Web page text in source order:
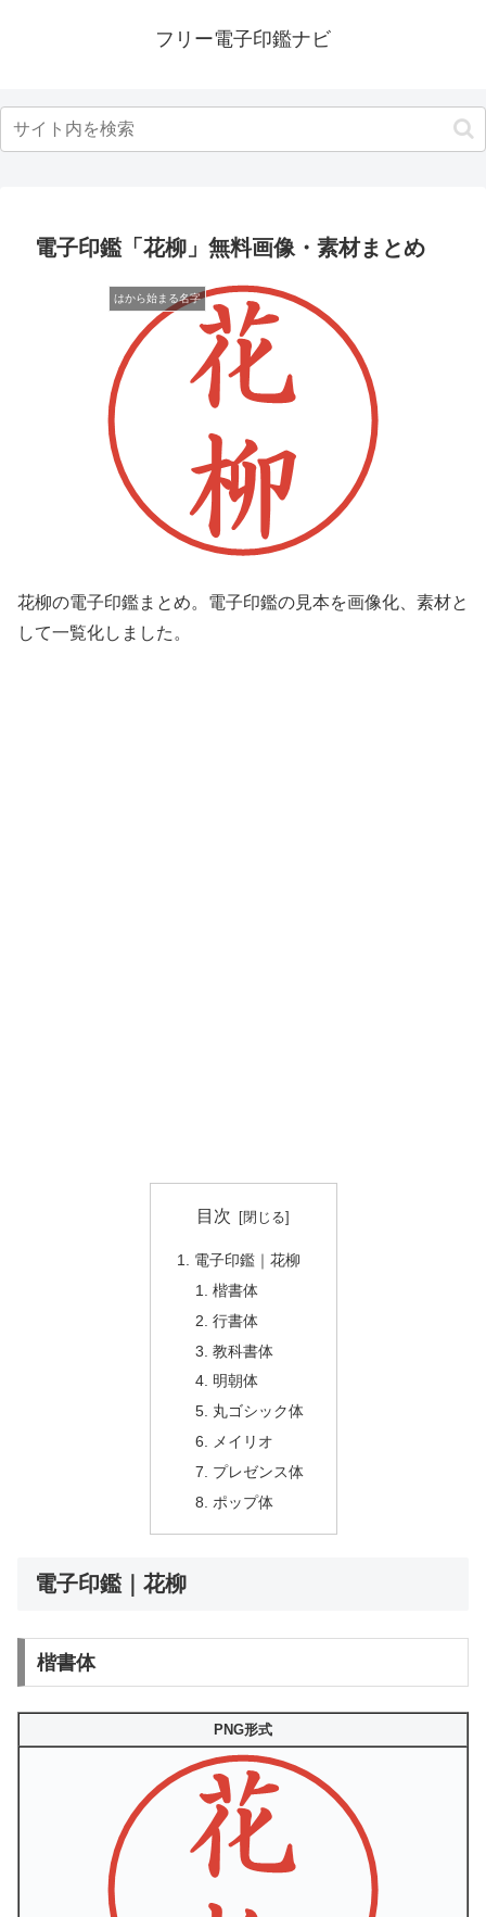
フリー電子印鑑ナビ
電子印鑑「花柳」無料画像・素材まとめ
はから始まる名字
花柳の電子印鑑まとめ。電子印鑑の見本を画像化、素材と
して一覧化しました。
目次
電子印鑑｜花柳
楷書体
行書体
教科書体
明朝体
丸ゴシック体
メイリオ
プレゼンス体
ポップ体
電子印鑑｜花柳
楷書体
PNG形式